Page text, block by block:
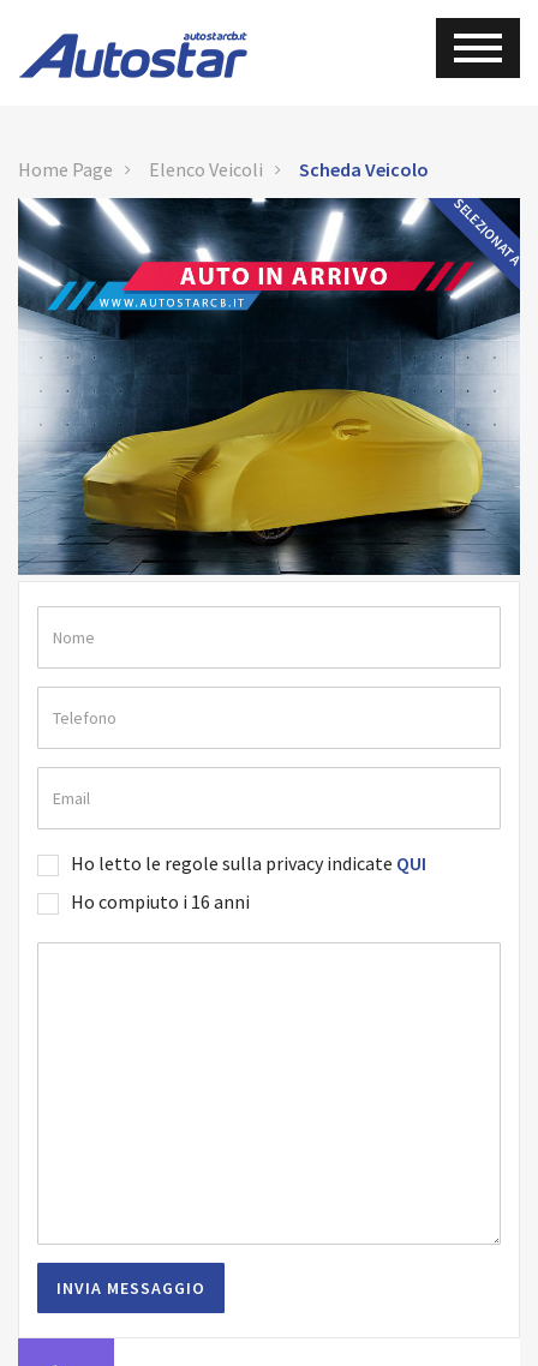
Home Page Elenco Veicoli Scheda Veicolo
SELEZIONATA
Ho letto le regole sulla privacy indicate QUI
Ho compiuto i 16 anni